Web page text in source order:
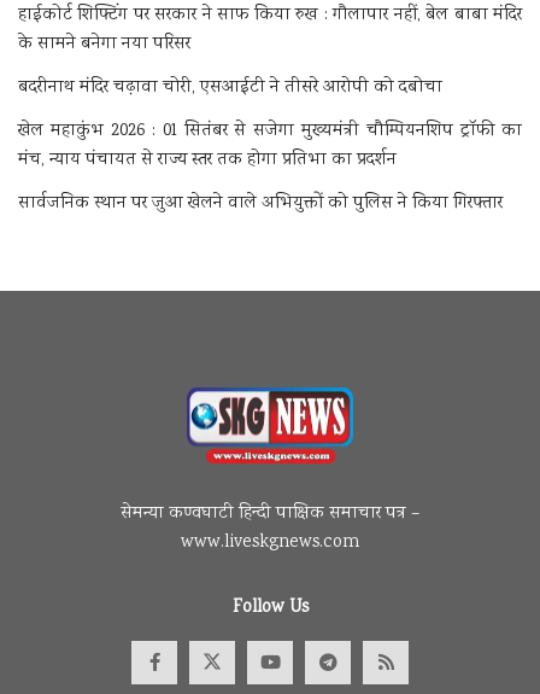
हाईकोर्ट शिफ्टिंग पर सरकार ने साफ किया रुख : गौलापार नहीं, बेल बाबा मंदिर
के सामने बनेगा नया परिसर
बदरीनाथ मंदिर चढ़ावा चोरी, एसआईटी ने तीसरे आरोपी को दबोचा
खेल महाकुंभ 2026 : 01 सितंबर से सजेगा मुख्यमंत्री चौम्पियनशिप ट्रॉफी का
मंच, न्याय पंचायत से राज्य स्तर तक होगा प्रतिभा का प्रदर्शन
सार्वजनिक स्थान पर जुआ खेलने वाले अभियुक्तों को पुलिस ने किया गिरफ्तार
सेमन्या कण्वघाटी हिन्दी पाक्षिक समाचार पत्र –
www.liveskgnews.com
Follow Us